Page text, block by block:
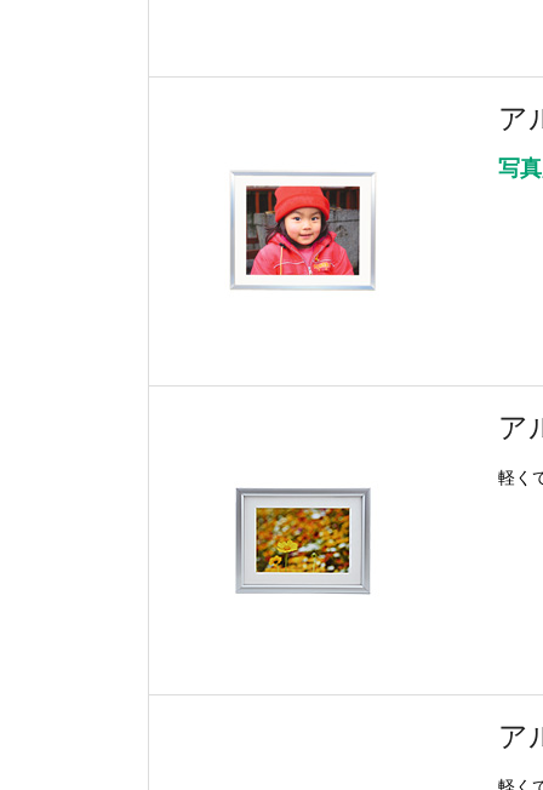
ア
写
ア
軽く
ア